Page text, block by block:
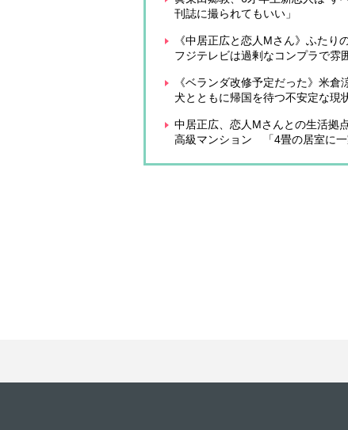
刊誌に撮られてもいい」
《中居正広と恋人Mさん》ふた
フジテレビは過剰なコンプラで雰
《ベランダ改修予定だった》米
犬とともに帰国を待つ不安定な現
中居正広、恋人Mさんとの生活拠
高級マンション 「4畳の居室に一